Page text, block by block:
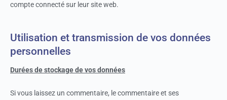
compte connecté sur leur site web.
Utilisation et transmission de vos données
personnelles
Durées de stockage de vos données
Si vous laissez un commentaire, le commentaire et ses